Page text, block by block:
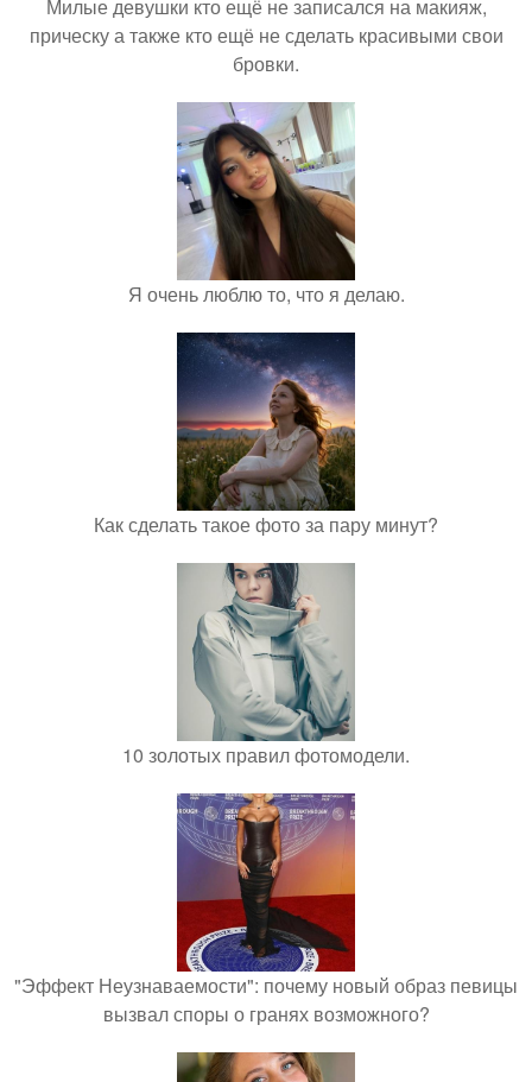
Милые девушки кто ещё не записался на макияж,
прическу а также кто ещё не сделать красивыми свои
бровки.
Я очень люблю то, что я делаю.
Как сделать такое фото за пару минут?
10 золотых правил фотомодели.
"Эффект Неузнаваемости": почему новый образ певицы
вызвал споры о гранях возможного?